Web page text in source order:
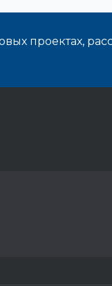
проектах,